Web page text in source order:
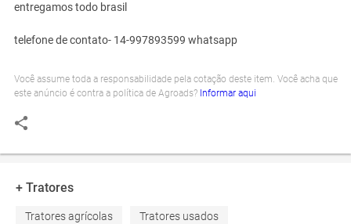
entregamos todo brasil
telefone de contato- 14-997893599 whatsapp
Você assume toda a responsabilidade pela cotação deste item. Você acha que
este anúncio é contra a política de Agroads? Informar aqui
+ Tratores
Tratores agrícolas Tratores usados